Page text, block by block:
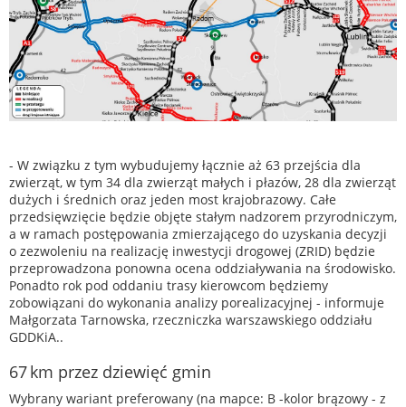
- W związku z tym wybudujemy łącznie aż 63 przejścia dla
zwierząt, w tym 34 dla zwierząt małych i płazów, 28 dla zwierząt
dużych i średnich oraz jeden most krajobrazowy. Całe
przedsięwzięcie będzie objęte stałym nadzorem przyrodniczym,
a w ramach postępowania zmierzającego do uzyskania decyzji
o zezwoleniu na realizację inwestycji drogowej (ZRID) będzie
przeprowadzona ponowna ocena oddziaływania na środowisko.
Ponadto rok pod oddaniu trasy kierowcom będziemy
zobowiązani do wykonania analizy porealizacyjnej - informuje
Małgorzata Tarnowska, rzeczniczka warszawskiego oddziału
GDDKiA..
67 km przez dziewięć gmin
Wybrany wariant preferowany (na mapce: B -kolor brązowy - z